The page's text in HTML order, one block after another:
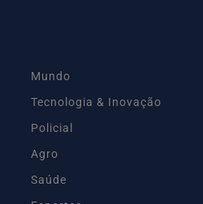
Mundo
Tecnologia & Inovação
Policial
Agro
Saúde